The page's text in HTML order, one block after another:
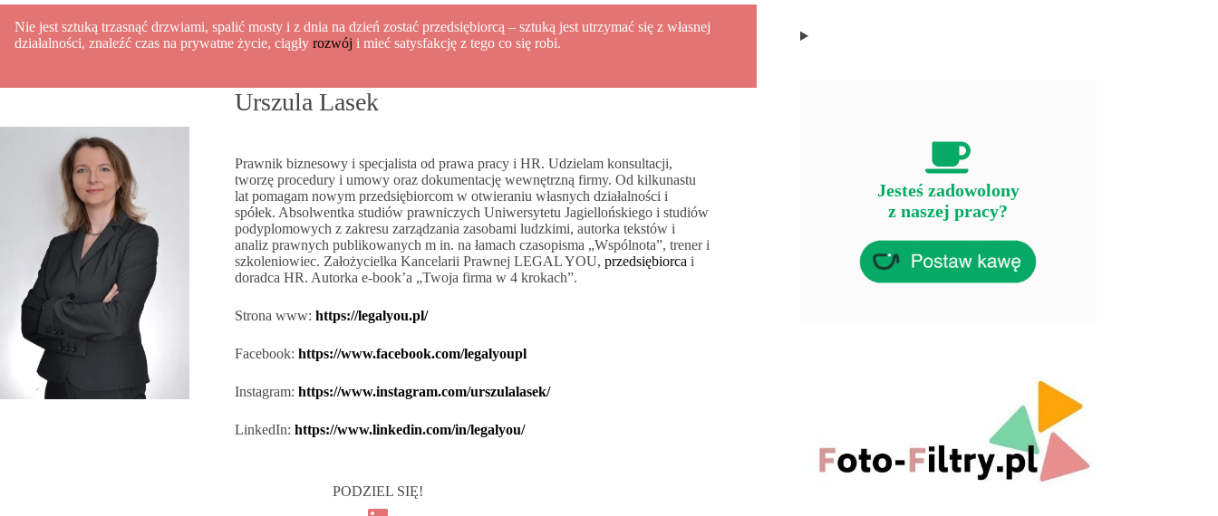
Nie jest sztuką trzasnąć drzwiami, spalić mosty i z dnia na dzień zostać przedsiębiorcą – sztuką jest utrzymać się z własnej
działalności, znaleźć czas na prywatne życie, ciągły rozwój i mieć satysfakcję z tego co się robi.
Urszula Lasek
Prawnik biznesowy i specjalista od prawa pracy i HR. Udzielam konsultacji,
tworzę procedury i umowy oraz dokumentację wewnętrzną firmy. Od kilkunastu
lat pomagam nowym przedsiębiorcom w otwieraniu własnych działalności i
spółek. Absolwentka studiów prawniczych Uniwersytetu Jagiellońskiego i studiów
podyplomowych z zakresu zarządzania zasobami ludzkimi, autorka tekstów i
analiz prawnych publikowanych m in. na łamach czasopisma „Wspólnota”, trener i
szkoleniowiec. Założycielka Kancelarii Prawnej LEGAL YOU, przedsiębiorca i
doradca HR. Autorka e-book’a „Twoja firma w 4 krokach”.
Strona www: https://legalyou.pl/
Facebook: https://www.facebook.com/legalyoupl
Instagram: https://www.instagram.com/urszulalasek/
LinkedIn: https://www.linkedin.com/in/legalyou/
PODZIEL SIĘ!
Jesteś zadowolony
z naszej pracy?